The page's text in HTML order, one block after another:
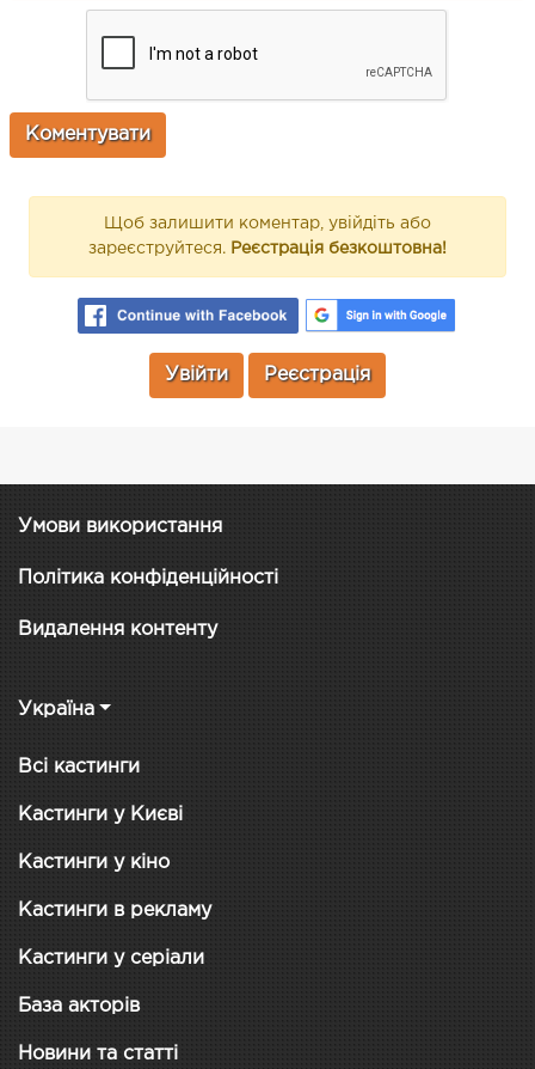
Щоб залишити коментар, увійдіть або
зареєструйтеся. Реєстрація безкоштовна!
Увійти Реєстрація
Умови використання
Політика конфіденційності
Видалення контенту
Україна
Всі кастинги
Кастинги у Києві
Кастинги у кіно
Кастинги в рекламу
Кастинги у серіали
База акторів
Новини та статті